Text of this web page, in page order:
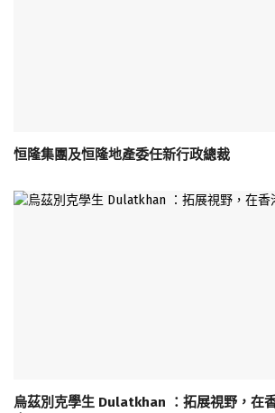
恒隆集團及恒隆地產委任新行政總裁
烏茲別克學生 Dulatkhan ：拓展視野，在